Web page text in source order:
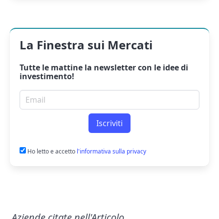
La Finestra sui Mercati
Tutte le mattine la newslettercon le idee di
investimento!
Email per newsletter
Iscriviti
Ho letto e accetto l'informativa sulla privacy